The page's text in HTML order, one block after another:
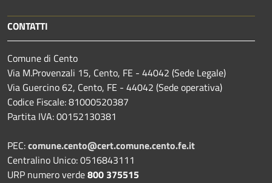
CONTATTI
Comune di Cento
Via M.Provenzali 15, Cento, FE - 44042 (Sede Legale)
Via Guercino 62, Cento, FE - 44042 (Sede operativa)
Codice Fiscale: 81000520387
Partita IVA: 00152130381
PEC:comune.cento@cert.comune.cento.fe.it
Centralino Unico: 0516843111
URP numero verde800 375515